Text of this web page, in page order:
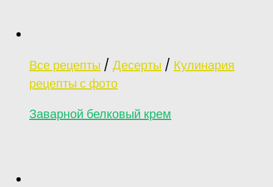
Все рецепты / Десерты / Кулинария
рецепты с фото
Заварной белковый крем